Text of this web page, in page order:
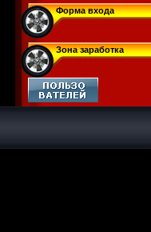
Форма входа
Зона заработка